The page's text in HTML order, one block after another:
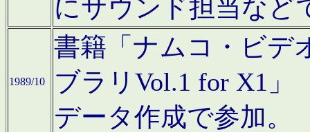
にサウンド担当など
1989/10
書籍「ナムコ・ビデ
ブラリVol.1 for X1」
データ作成で参加。